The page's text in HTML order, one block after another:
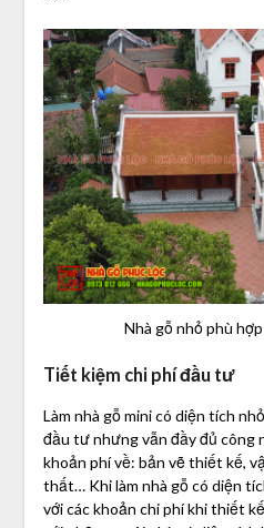
Nhà gỗ nhỏ phù
Tiết kiệm chi phí đầu tư
Làm nhà gỗ mini có diện tích
đầu tư nhưng vẫn đầy đủ công
khoản phí về: bản vẽ thiết kế,
thất… Khi làm nhà gỗ có diện
với các khoản chi phí khi thiết